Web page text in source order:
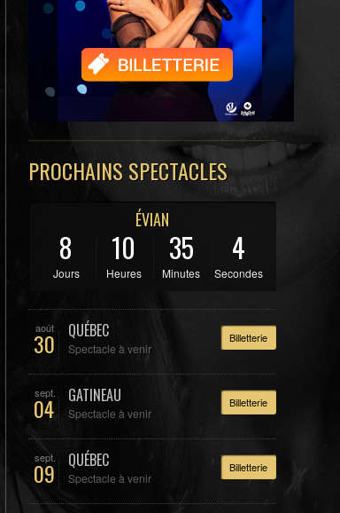
PROCHAINS SPECTACLES
ÉVIAN
8
Jours
10
Heures
35
Minutes
3
Secondes
août
30 QUÉBEC
Spectacle à venir
Billetterie
sept.
04 GATINEAU
Spectacle à venir
Billetterie
sept.
09 QUÉBEC
Spectacle à venir
Billetterie